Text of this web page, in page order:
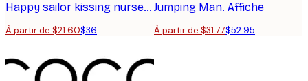
Happy sailor kissing nurse Poster
À partir de $21.60$36
Jumping Man. Affiche
À partir de $31.77$52.95